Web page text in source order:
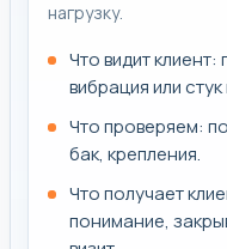
нагрузку.
Что видит
вибрация или
Что проверяем:
бак, крепления.
Что получает
понимание,